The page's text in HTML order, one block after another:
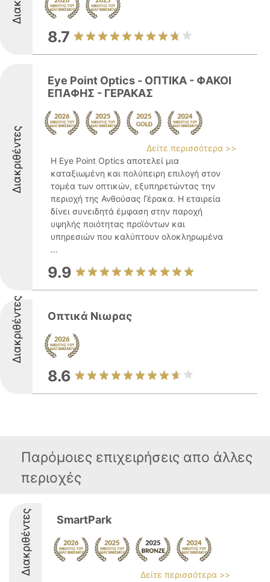
8.7
Διακριθέντες
Eye Point Optics - ΟΠΤΙΚΑ - ΦΑΚΟΙ
ΕΠΑΦΗΣ - ΓΕΡΑΚΑΣ
Δείτε περισσότερα >>
Η Eye Point Optics αποτελεί μια
καταξιωμένη και πολύπειρη επιλογή στον
τομέα των οπτικών, εξυπηρετώντας την
περιοχή της Ανθούσας Γέρακα. Η εταιρεία
δίνει συνειδητά έμφαση στην παροχή
υψηλής ποιότητας προϊόντων και
υπηρεσιών που καλύπτουν ολοκληρωμένα
...
9.9
Διακριθέντες Οπτικά Νιωρας
8.6
Παρόμοιες επιχειρήσεις απο άλλες
περιοχές
Διακριθέντες SmartPark
Δείτε περισσότερα >>